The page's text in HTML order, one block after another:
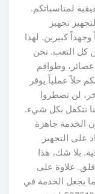
لمناسباتكم.
تجهيز
كبيرين. لهذا
كل التعب. نحن
وطواقم
حلاً عملياً يوفر
لن تضطروا
نتكفل بكل شيء.
الخدمة جاهزة
على التجهيز
بلا شك، هذا
علاوة على
يجعل الخدمة في